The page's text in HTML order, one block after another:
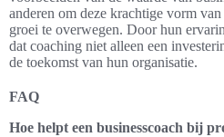
anderen om deze krachtige vorm
groei te overwegen. Door hun
dat coaching niet alleen een
de toekomst van hun organisatie.
FAQ
Hoe helpt een businesscoach bij